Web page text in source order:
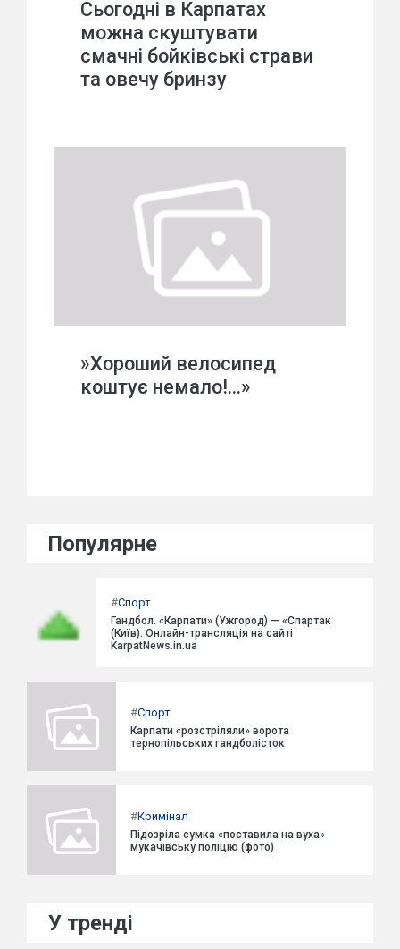
Сьогодні в Карпатах
можна скуштувати
смачні бойківські страви
та овечу бринзу
»Хороший велосипед
коштує немало!…»
Популярне
#Спорт
Гандбол. «Карпати» (Ужгород) — «Спартак
(Київ). Онлайн-трансляція на сайті
KarpatNews.in.ua
#Спорт
Карпати «розстріляли» ворота
тернопільських гандболісток
#Кримінал
Підозріла сумка «поставила на вуха»
мукачівську поліцію (фото)
У тренді